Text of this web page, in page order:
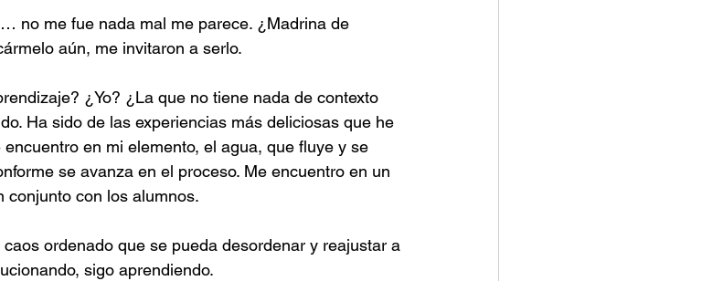
no me fue nada mal me parece. ¿Madrina de
aún, me invitaron a serlo.
¿Yo? ¿La que no tiene nada de contexto
Ha sido de las experiencias más deliciosas que he
en mi elemento, el agua, que fluye y se
se avanza en el proceso. Me encuentro en un
conjunto con los alumnos.
ordenado que se pueda desordenar y reajustar a
sigo aprendiendo.